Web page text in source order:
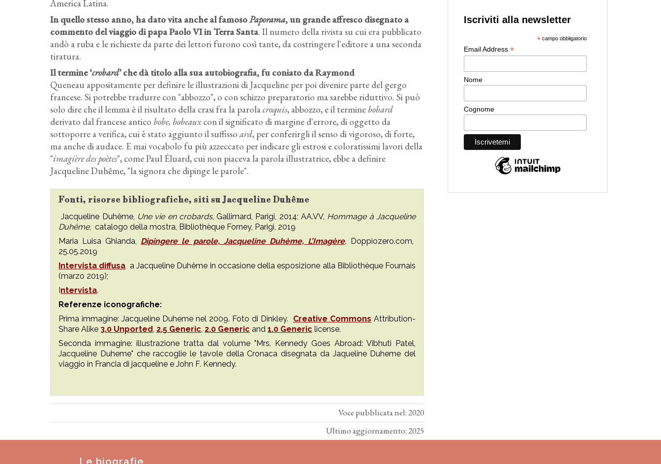
America Latina.
In quello stesso anno, ha dato vita anche al famosoPaporama, un grande affresco disegnato a
commento del viaggio di papa Paolo VI in Terra Santa. Il numero della rivista su cui era pubblicato
andò a ruba e le richieste da parte dei lettori furono così tante, da costringere l'editore a una seconda
tiratura.
Il termine ‘crobard’ che dà titolo alla sua autobiografia, fu coniato da Raymond
Queneau appositamente per definire le illustrazioni di Jacqueline per poi divenire parte del gergo
francese. Si potrebbe tradurre con "abbozzo", o con schizzo preparatorio ma sarebbe riduttivo. Si può
solo dire che il lemma è il risultato della crasi fra la parolacroquis, abbozzo, e il termine bobard
derivato dal francese antico bobe, bobeauxcon il significato di margine d'errore, di oggetto da
sottoporre a verifica, cui è stato aggiunto il suffisso ard, per conferirgli il senso di vigoroso, di forte,
ma anche di audace. E mai vocabolo fu più azzeccato per indicare gli estrosi e coloratissimi lavori della
"imagière des poètes", come Paul Éluard, cui non piaceva la parola illustratrice, ebbe a definire
Jacqueline Duhême, "la signora che dipinge le parole".
Fonti, risorse bibliografiche, siti su Jacqueline Duhême
Jacqueline Duhême, Une vie en crobards, Gallimard, Parigi, 2014; AA.VV, Hommage à Jacqueline
Duhême, catalogo della mostra, Bibliothèque Forney, Parigi, 2019
Maria Luisa Ghianda, Dipingere le parole, Jacqueline Duhème, L’Imagère, Doppiozero.com,
25.05.2019
Intervista diffusa a Jacqueline Duhême in occasione della esposizione alla Bibliothèque Fournais
(marzo 2019);
Intervista.
Referenze iconografiche:
Prima immagine: Jacqueline Duheme nel 2009. Foto di Dinkley. Creative Commons Attribution-
Share Alike 3.0 Unported, 2.5 Generic, 2.0 Generic and 1.0 Generic license.
Seconda immagine: illustrazione tratta dal volume "Mrs. Kennedy Goes Abroad: Vibhuti Patel,
Jacqueline Duheme" che raccoglie le tavole della Cronaca disegnata da Jaqueline Duheme del
viaggio in Francia di jacqueline e John F. Kennedy.
Voce pubblicata nel: 2020
Ultimo aggiornamento: 2025
Le biografie